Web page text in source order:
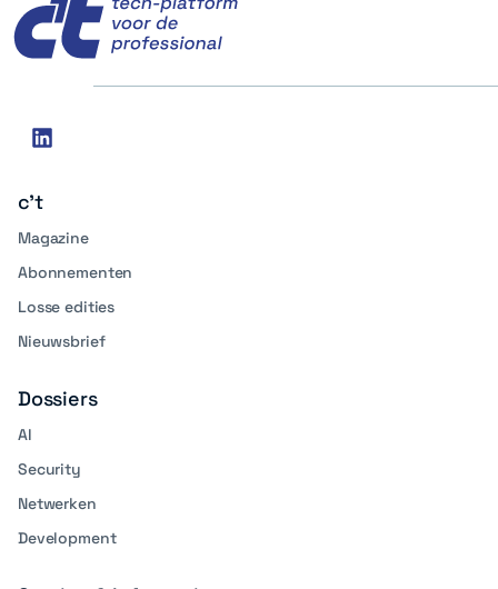
Social
linkedin
c't
Magazine
Abonnementen
Losse edities
Nieuwsbrief
Dossiers
AI
Security
Netwerken
Development